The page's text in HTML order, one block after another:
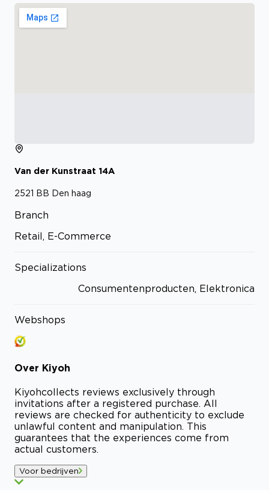
Van der Kunstraat 14A
2521 BB Den haag
Branch
Retail, E-Commerce
Specializations
Consumentenproducten, Elektronica
Webshops
Over Kiyoh
Kiyohcollects reviews exclusively through
invitations after a registered purchase. All
reviews are checked for authenticity to exclude
unlawful content and manipulation. This
guarantees that the experiences come from
actual customers.
Voor bedrijven